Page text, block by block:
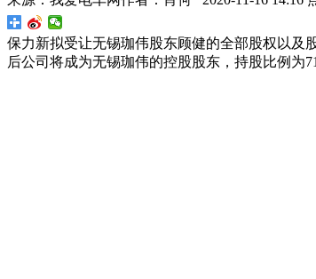
保力新拟受让无锡珈伟股东顾健的全部股权以及
后公司将成为无锡珈伟的控股股东，持股比例为